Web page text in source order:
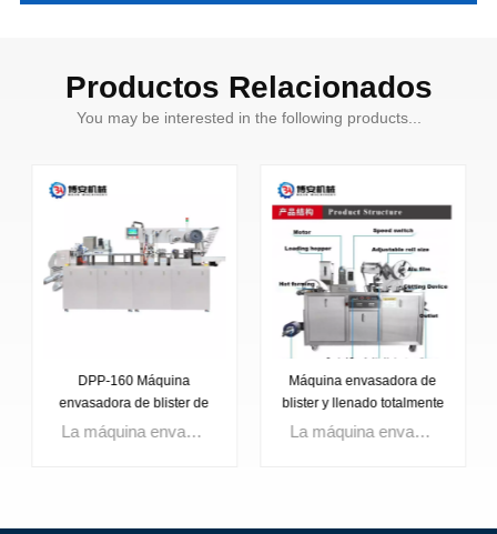
Productos Relacionados
You may be interested in the following products...
DPP-160 Máquina
envasadora de blister de
plástico y aluminio para
La máquina envasadora en blister de aluminio y plástico es una máquina especialmente diseñada y producida para pequeñas fábricas farmacéuticas, fábricas de productos sanitarios, fábricas de alimentos, salas de preparación de hospitales, etc. Las máquinas envasadoras en blister de aluminio y plástico se utilizan principalmente para envasar medicamentos y alimentos sólidos, como cápsulas. , tabletas, cápsulas, supositorios, tabletas de leche, caramelos, ferretería pequeña.
Máquina envasadora de
blister y llenado totalmente
automática Dpp-80La máquina envasadora de blister y llenado totalmente automática Dpp-80 está especialmente diseñada y producida para pequeñas fábricas farmacéuticas, fábricas de productos sanitarios, fábricas de alimentos, salas de preparación de hospitales, etc. Las máquinas envasadoras de blister de aluminio y plástico se utilizan principalmente para envasar medicamentos y alimentos sólidos como Cápsulas, tabletas, pastillas grandes de miel, dulces, líquidos, pastas, etc.